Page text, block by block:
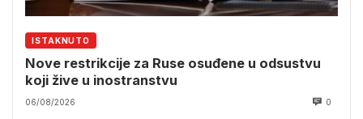
ISTAKNUTO
Nove restrikcije za Ruse osuđene u odsustvu
koji žive u inostranstvu
06/08/2026 0